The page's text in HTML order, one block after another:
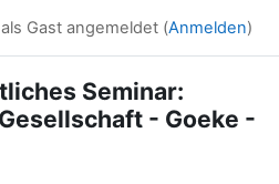
Gast angemeldet (Anmelden)
Seminar:
- Goeke -